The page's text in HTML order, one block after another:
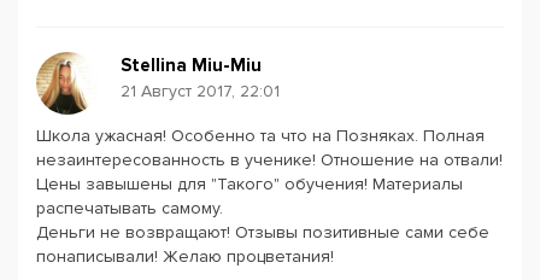
Stellina Miu-Miu
21 Август 2017, 22:01
Школа ужасная! Особенно та что на Позняках. Полная
незаинтересованность в ученике! Отношение на отвали!
Цены завышены для "Такого" обучения! Материалы
распечатывать самому.
Деньги не возвращают! Отзывы позитивные сами себе
понаписывали! Желаю процветания!